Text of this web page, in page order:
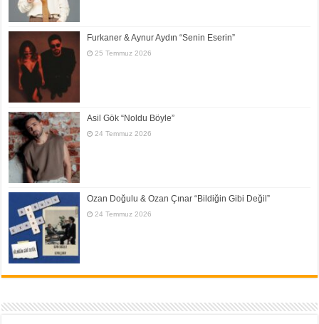
Furkaner & Aynur Aydın “Senin Eserin”
25 Temmuz 2026
Asil Gök “Noldu Böyle”
24 Temmuz 2026
Ozan Doğulu & Ozan Çınar “Bildiğin Gibi Değil”
24 Temmuz 2026